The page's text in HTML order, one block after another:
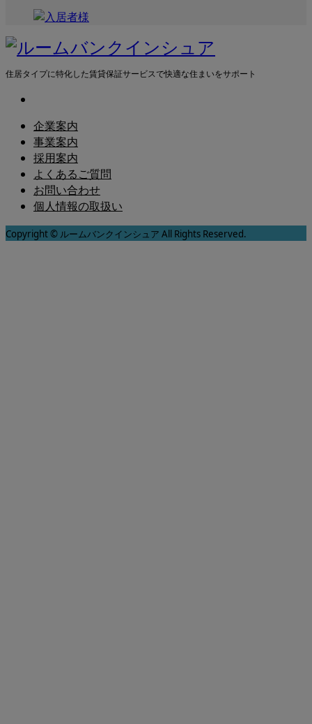
住居タイプに特化した賃貸保証サービスで快適な住まいをサポート
企業案内
事業案内
採用案内
よくあるご質問
お問い合わせ
個人情報の取扱い
Copyright © ルームバンクインシュア All Rights Reserved.